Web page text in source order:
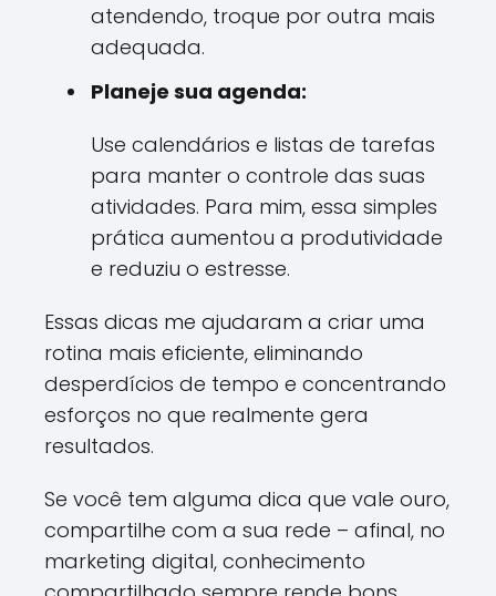
atendendo, troque por outra mais
adequada.
Planeje sua agenda:
Use calendários e listas de tarefas
para manter o controle das suas
atividades. Para mim, essa simples
prática aumentou a produtividade
e reduziu o estresse.
Essas dicas me ajudaram a criar uma
rotina mais eficiente, eliminando
desperdícios de tempo e concentrando
esforços no que realmente gera
resultados.
Se você tem alguma dica que vale ouro,
compartilhe com a sua rede – afinal, no
marketing digital, conhecimento